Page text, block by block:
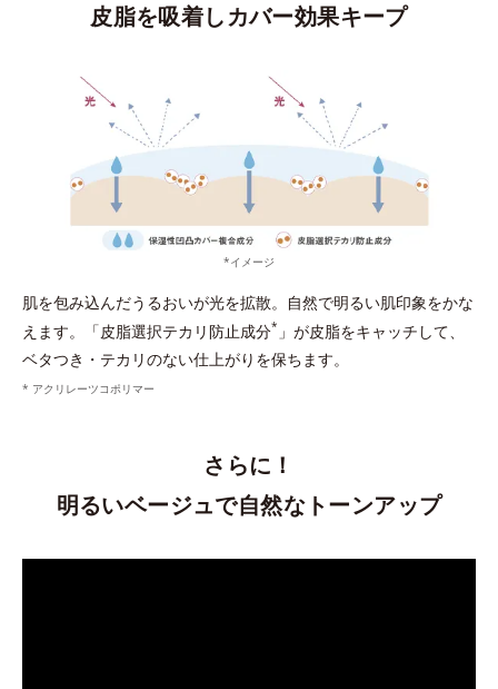
皮脂を吸着しカバー効果キープ
*イメージ
肌を包み込んだうるおいが光を拡散。自然で明るい肌印象をかな
えます。「皮脂選択テカリ防止成分* 」が皮脂をキャッチして、
ベタつき・テカリのない仕上がりを保ちます。
* アクリレーツコポリマー
さらに！
明るいベージュで自然なトーンアップ